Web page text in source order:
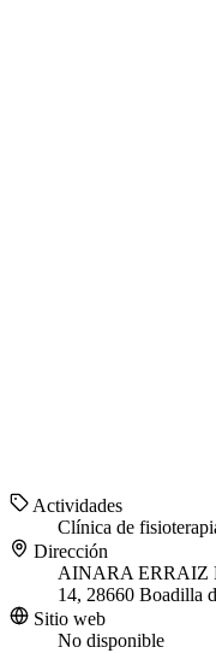
Actividades
Clínica de
Dirección
AINARA ERRAIZ
14, 28660 Boadilla
Sitio web
No disponible